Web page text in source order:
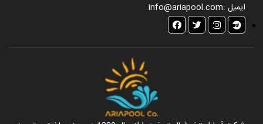
ایمیل :info@ariapool.com